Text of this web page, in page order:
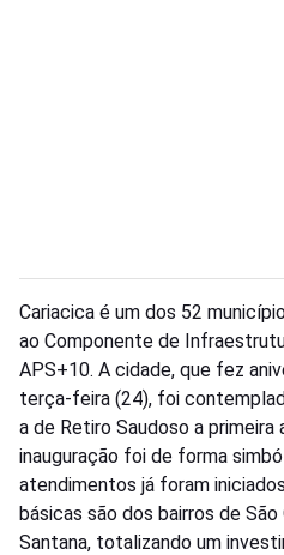
Cariacica é um dos 52
ao Componente de
APS+10. A cidade, que fez
terça-feira (24), foi
a de Retiro Saudoso a primeira
inauguração foi de forma
atendimentos já foram
básicas são dos bairros de
Santana, totalizando um